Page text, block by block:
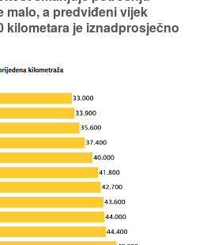
malo, a predviđeni vijek
kilometara je iznadprosječno